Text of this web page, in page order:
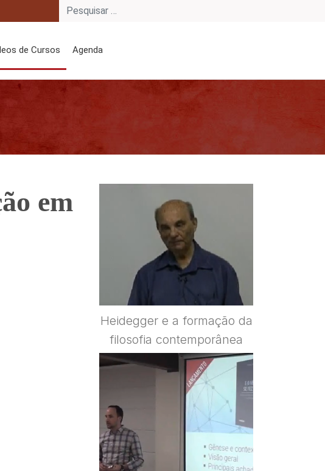
de Cursos Agenda
em
Heidegger e a formação da
filosofia contemporânea